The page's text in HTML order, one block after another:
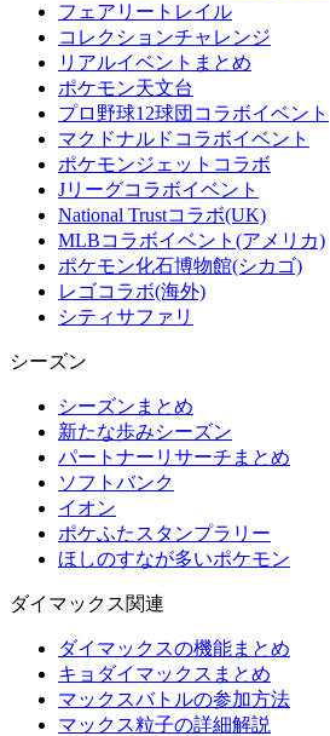
フェアリートレイル
コレクションチャレンジ
リアルイベントまとめ
ポケモン天文台
プロ野球12球団コラボイベント
マクドナルドコラボイベント
ポケモンジェットコラボ
Jリーグコラボイベント
National Trustコラボ(UK)
MLBコラボイベント(アメリカ)
ポケモン化石博物館(シカゴ)
レゴコラボ(海外)
シティサファリ
シーズン
シーズンまとめ
新たな歩みシーズン
パートナーリサーチまとめ
ソフトバンク
イオン
ポケふたスタンプラリー
ほしのすなが多いポケモン
ダイマックス関連
ダイマックスの機能まとめ
キョダイマックスまとめ
マックスバトルの参加方法
マックス粒子の詳細解説